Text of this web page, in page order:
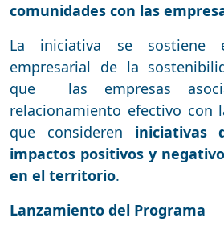
comunidades con las
La iniciativa se sostiene
empresarial de la
que las empresas
relacionamiento efectivo con
que consideren iniciativas
impactos positivos y
en el territorio.
Lanzamiento del Programa